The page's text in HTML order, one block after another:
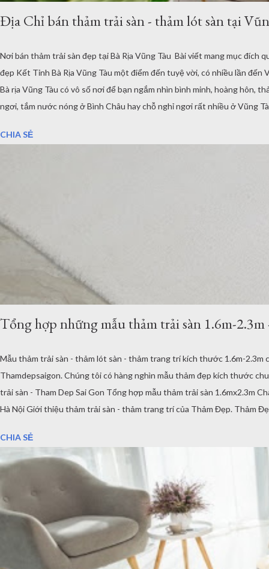
Địa Chỉ bán thảm trải sàn - thảm lót sàn tại
Nơi bán thảm trải sàn đẹp tại Bà Rịa Vũng Tàu Bài viết mang mục
đẹp Kết Tỉnh Bà Rịa Vũng Tàu một điểm đến tuyệ vời, có nhiều lần
Bà rịa Vũng Tàu có vô số nơi để bạn ngắm nhìn bình minh, hoàng hôn,
ngơi, tắm nước nóng ở Bình Châu hay chỗ nghỉ ngơi rất nhiều ở Vũng
CHIA SẺ
Tổng hợp những mẫu thảm trải sàn 1.6m-
Mẫu thảm trải sàn - thảm lót sàn - thảm trang trí kích thước 1.6m-2.3m
Thamdepsaigon. Chúng tôi có hàng nghìn mẫu thảm đẹp kích thước
trải sàn - Tham Dep Sai Gon Tổng hợp mẫu thảm trải sàn 1.6mx2.3m
Hà Nội Giới thiệu thảm trải sàn - thảm trang trí của Thảm Đẹp. Thảm
mẫu...
CHIA SẺ